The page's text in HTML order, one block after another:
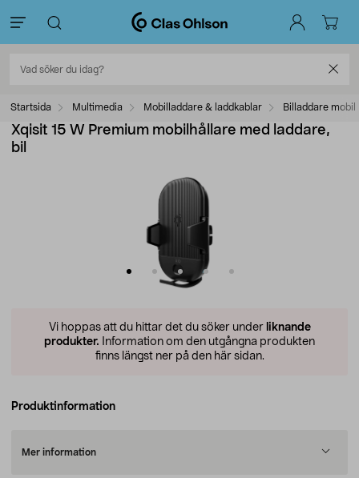
Startsida Multimedia Mobilladdare & laddkablar Billaddare mobil
Xqisit 15 W Premium mobilhållare med laddare,
bil
Vi hoppas att du hittar det du söker under liknande
produkter. Information om den utgångna produkten
finns längst ner på den här sidan.
Produktinformation
Mer information